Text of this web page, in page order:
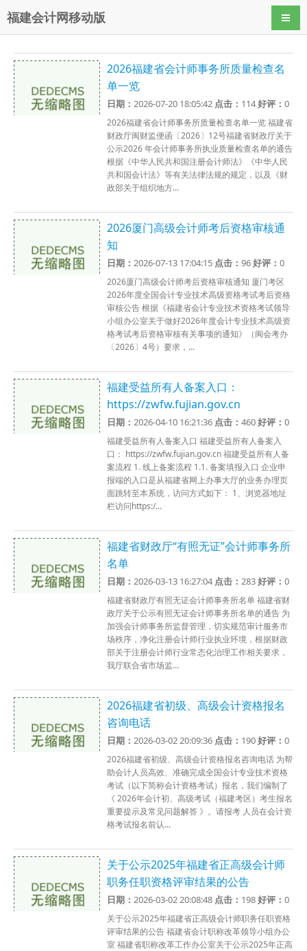
福建会计网移动版 导航
2026福建省会计师事务所质量检查名
单一览
日期：2026-07-20 18:05:42 点击： 114好评：0
2026福建省会计师事务所质量检查名单一览 福建省
财政厅闽财监便函〔2026〕12号福建省财政厅关于
公示2026 年会计师事务所执业质量检查名单的通告
根据《中华人民共和国注册会计师法》《中华人民
共和国会计法》等有关法律法规的规定，以及《财
政部关于组织地方...
2026厦门高级会计师考后资格审核通
知
日期：2026-07-13 17:04:15 点击：96好评：0
2026厦门高级会计师考后资格审核通知 厦门考区
2026年度全国会计专业技术高级资格考试考后资格
审核公告 根据《福建省会计专业技术资格考试领导
小组办公室关于做好2026年度会计专业技术高级资
格考试考后资格审核有关事项的通知》（闽会考办
〔2026〕4号）要求，...
福建受益所有人备案入口：
https://zwfw.fujian.gov.cn
日期：2026-04-10 16:21:36 点击：460好评：0
福建受益所有人备案入口 福建受益所有人备案入
口： https://zwfw.fujian.gov.cn 福建受益所有人备
案流程 1. 线上备案流程 1.1. 备案填报入口 企业申
报端的入口是从福建省网上办事大厅的业务办理页
面跳转至本系统，访问方式如下： 1、浏览器地址
栏访问https:/...
福建省财政厅“有照无证”会计师事务所
名单
日期：2026-03-13 16:27:04 点击：283好评：0
福建省财政厅有照无证会计师事务所名单 福建省财
政厅关于公示有照无证会计师事务所名单的通告 为
加强会计师事务所监督管理，切实规范审计服务市
场秩序，净化注册会计师行业执业环境，根据财政
部关于注册会计师行业常态化治理工作相关要求，
我厅联合省市场监...
2026福建省初级、高级会计资格报名
咨询电话
日期：2026-03-02 20:09:36 点击： 190好评：0
2026福建省初级、高级会计资格报名咨询电话 为帮
助会计人员高效、准确完成全国会计专业技术资格
考试（以下简称会计资格考试）报名，我们编制了
《 2026年会计初、高级考试（福建考区）考生报名
重要提示及常见问题解答 》。请报考 人员在会计资
格考试报名前认...
关于公示2025年福建省正高级会计师
职务任职资格评审结果的公告
日期：2026-03-02 20:08:48 点击： 198好评：0
关于公示2025年福建省正高级会计师职务任职资格
评审结果的公告 福建省会计职称改革领导小组办公
室 福建省职称改革工作办公室关于公示2025年正高